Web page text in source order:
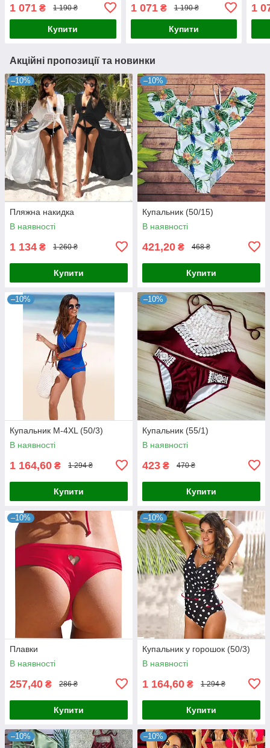
1 071 ₴ 1 190 ₴
Купити
1 071₴ 1 190 ₴
Купити
1
Акційні пропозиції та новинки
–10%
Пляжна накидка
В наявності
1 134 ₴ 1 260 ₴
Купити
–10%
Купальник (50/15)
В наявності
421,20 ₴ 468 ₴
Купити
–10%
Купальник М-4XL (50/3)
В наявності
1 164,60 ₴ 1 294 ₴
Купити
–10%
Купальник (55/1)
В наявності
423 ₴ 470 ₴
Купити
–10%
Плавки
В наявності
257,40 ₴ 286 ₴
Купити
–10%
Купальник у горошок (50/3)
В наявності
1 164,60 ₴ 1 294 ₴
Купити
–10% –10%